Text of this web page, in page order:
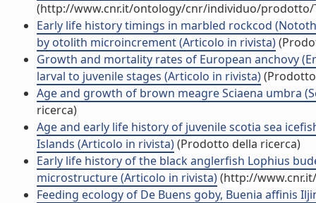
(http://www.cnr.it/ontology/cnr/individuo/prodotto/
Early life history timings in marbled rockcod
by otolith microincrement (Articolo in rivista)
Growth and mortality rates of European anchovy
larval to juvenile stages (Articolo in rivista)
Age and growth of brown meagre Sciaena umbra
ricerca)
Age and early life history of juvenile scotia sea
Islands (Articolo in rivista)(Prodotto della ricerca)
Early life history of the black anglerfish Lophius
microstructure (Articolo in rivista)(http://
Feeding ecology of De Buens goby, Buenia affinis